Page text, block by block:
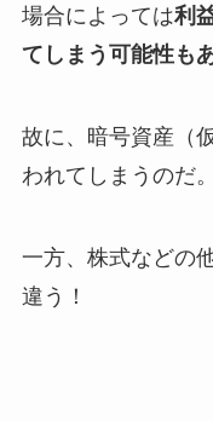
場合によっては利
てしまう可能性も
故に、暗号資産（
われてしまうのだ。
一方、株式などの
違う！